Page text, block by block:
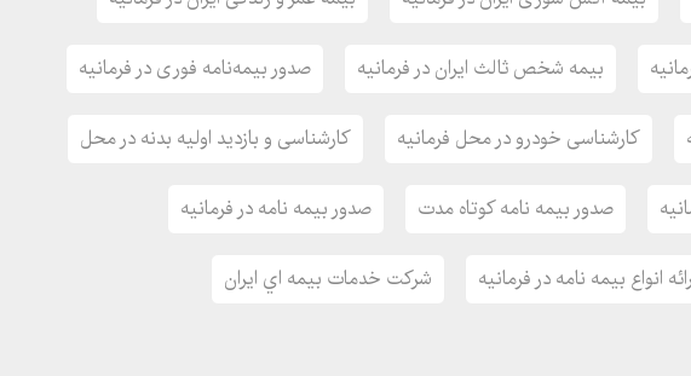
بیمه شخص ثالث ایران در فرمانیه صدور بیمه‌نامه فوری در فرمانیه
کارشناسی خودرو در محل فرمانیه کارشناسی و بازدید اولیه بدنه در محل
صدور بیمه نامه کوتاه مدت صدور بیمه نامه در فرمانیه
انواع بیمه نامه در فرمانیه شركت خدمات بيمه اي ایران